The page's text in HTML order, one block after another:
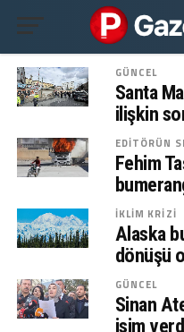
GÜNCEL
Santa
ilişkin
EDITÖRÜN
Fehim
İKLIM KRIZI
Alaska
dönüşü
GÜNCEL
Sinan
isim